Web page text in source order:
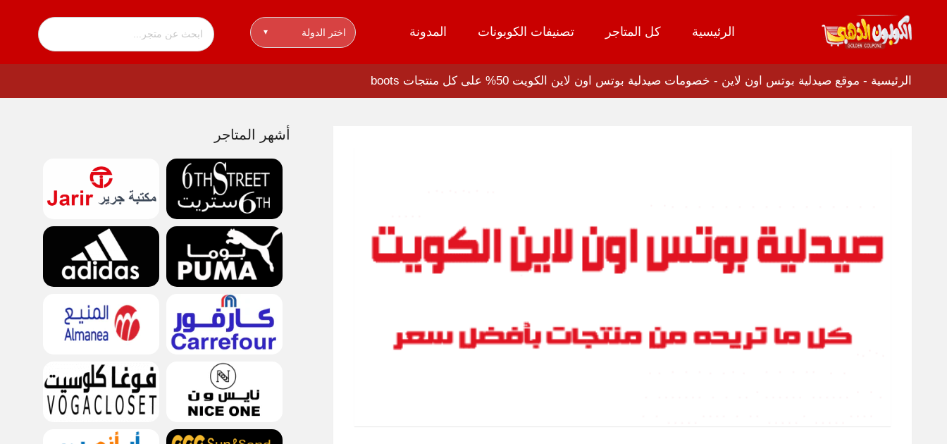
تخطي
المحتوى
الرئيسية كل المتاجر تصنيفات الكوبونات المدونة اختر الدولة ▾
الرئيسية - موقع صيدلية بوتس اون لاين - خصومات صيدلية بوتس اون لاين الكويت 50% على كل منتجات boots
أشهر المتاجر